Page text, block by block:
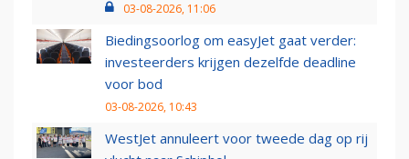
03-08-2026, 11:06
Biedingsoorlog om easyJet gaat verder:
investeerders krijgen dezelfde deadline
voor bod
03-08-2026, 10:43
WestJet annuleert voor tweede dag op rij